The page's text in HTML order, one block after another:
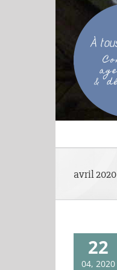
avril 2020
22
04, 2020